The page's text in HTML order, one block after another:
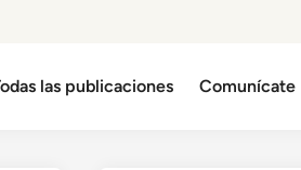
las publicaciones Comunícate